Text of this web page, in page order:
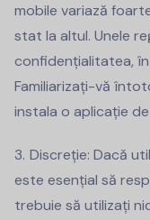
mobile variază
stat la altul. Unele
confidențialitatea,
Familiarizați-vă
instala o aplicație
Discreție: Dacă
este esențial să
trebuie să utilizați